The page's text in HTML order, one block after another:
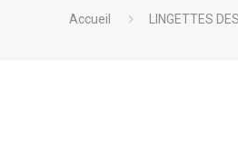
Accueil LINGETTES